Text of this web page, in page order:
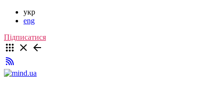
укр
eng
Підписатися